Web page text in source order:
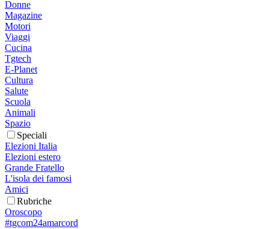
Donne
Magazine
Motori
Viaggi
Cucina
Tgtech
E-Planet
Cultura
Salute
Scuola
Animali
Spazio
Speciali
Elezioni Italia
Elezioni estero
Grande Fratello
L'isola dei famosi
Amici
Rubriche
Oroscopo
#tgcom24amarcord